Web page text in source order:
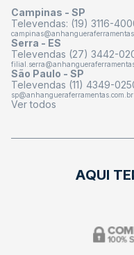
Campinas - SP
Televendas: (19) 3116-
Serra - ES
Televendas (27) 3442-
São Paulo - SP
Televendas (11) 4349-
sp@anhangueraferramentas.com.br
Ver todos
AQUI